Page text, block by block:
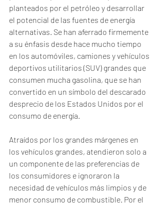
planteados por el petróleo y desarrollar
el potencial de las fuentes de energía
alternativas. Se han aferrado firmemente
a su énfasis desde hace mucho tiempo
en los automóviles, camiones y vehículos
deportivos utilitarios (SUV) grandes que
consumen mucha gasolina, que se han
convertido en un símbolo del descarado
desprecio de los Estados Unidos por el
consumo de energía.
Atraídos por los grandes márgenes en
los vehículos grandes, atendieron solo a
un componente de las preferencias de
los consumidores e ignoraron la
necesidad de vehículos más limpios y de
menor consumo de combustible. Por el